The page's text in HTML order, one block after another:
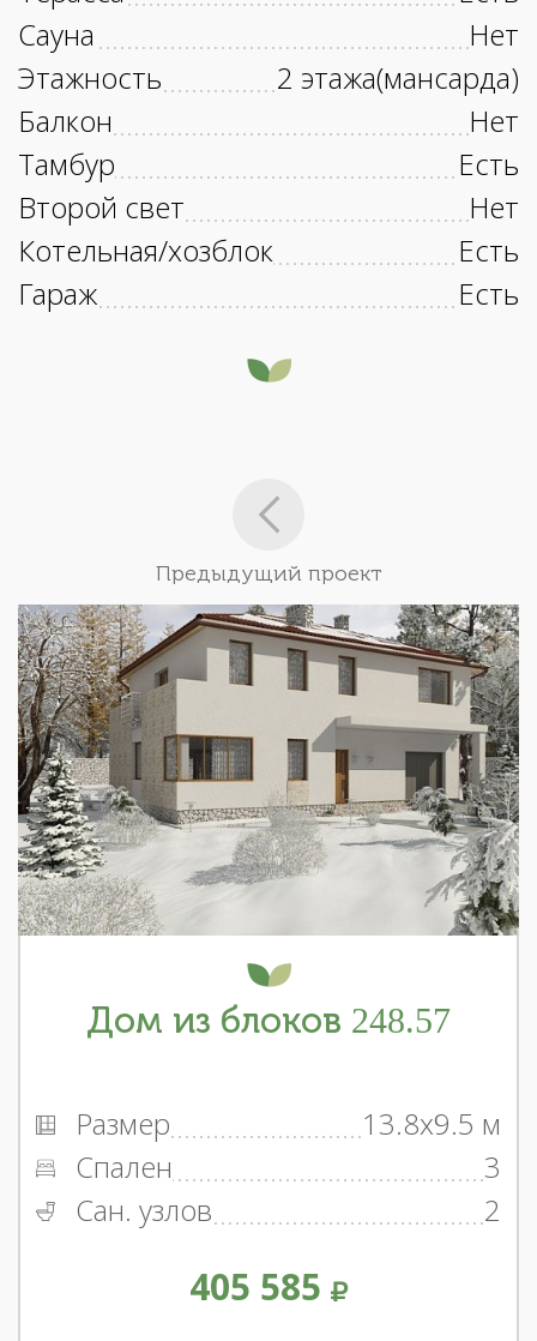
Сауна
Нет
Этажность
2 этажа(мансарда)
Балкон
Нет
Тамбур
Есть
Второй свет
Нет
Котельная/хозблок
Есть
Гараж
Есть
Предыдущий проект
Дом из блоков 248.57
Размер
13.8x9.5 м
Спален
3
Сан. узлов
2
405 585